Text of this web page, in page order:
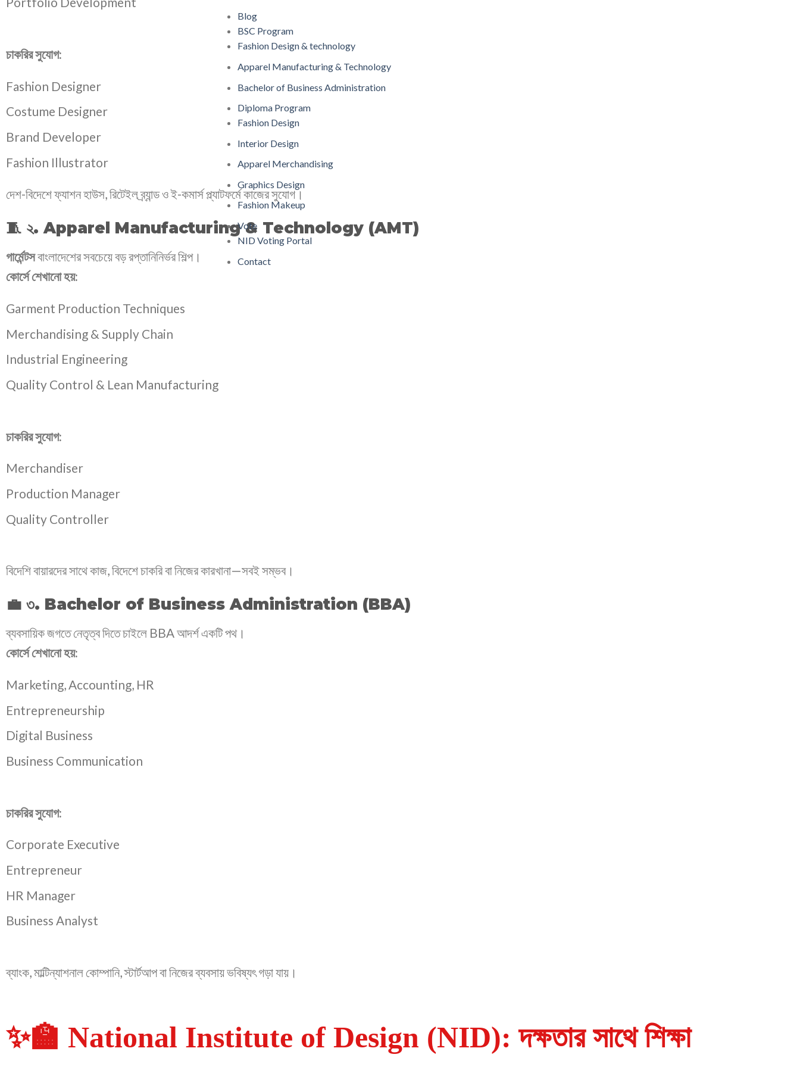
Blog
BSC Program
Fashion Design & technology
Apparel Manufacturing & Technology
Bachelor of Business Administration
Diploma Program
Fashion Design
Interior Design
Apparel Merchandising
Graphics Design
Fashion Makeup
Vote
NID Voting Portal
Contact
চাকরির সুযোগ:
Fashion Designer
Costume Designer
Brand Developer
Fashion Illustrator
দেশ-বিদেশে ফ্যাশন হাউস, রিটেইল ব্র্যান্ড ও ই-কমার্স প্ল্যাটফর্মে কাজের সুযোগ।
🧵 ২. Apparel Manufacturing & Technology (AMT)
গার্মেন্টসবাংলাদেশের সবচেয়ে বড় রপ্তানিনির্ভর শিল্প।
কোর্সে শেখানো হয়:
Garment Production Techniques
Merchandising & Supply Chain
Industrial Engineering
Quality Control & Lean Manufacturing
চাকরির সুযোগ:
Merchandiser
Production Manager
Quality Controller
বিদেশি বায়ারদের সাথে কাজ, বিদেশে চাকরি বা নিজের কারখানা—সবই সম্ভব।
💼 ৩. Bachelor of Business Administration (BBA)
ব্যবসায়িক জগতে নেতৃত্ব দিতে চাইলে BBA আদর্শ একটি পথ।
কোর্সে শেখানো হয়:
Marketing, Accounting, HR
Entrepreneurship
Digital Business
Business Communication
চাকরির সুযোগ:
Corporate Executive
Entrepreneur
HR Manager
Business Analyst
ব্যাংক, মাল্টিন্যাশনাল কোম্পানি, স্টার্টআপ বা নিজের ব্যবসায় ভবিষ্যৎ গড়া যায়।
✨🏫 National Institute of Design (NID): দক্ষতার সাথে শিক্ষা